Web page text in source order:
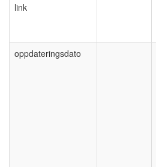
link
oppdateringsdato